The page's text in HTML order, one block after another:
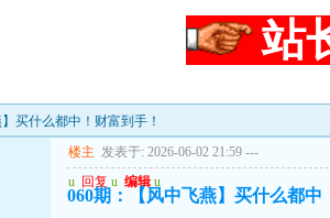
站
买什么都中！财富到手！
楼主 发表于: 2026-06-02 21:59 ---
u 回复 u 编辑 u
060期：【风中飞燕】买什么都中